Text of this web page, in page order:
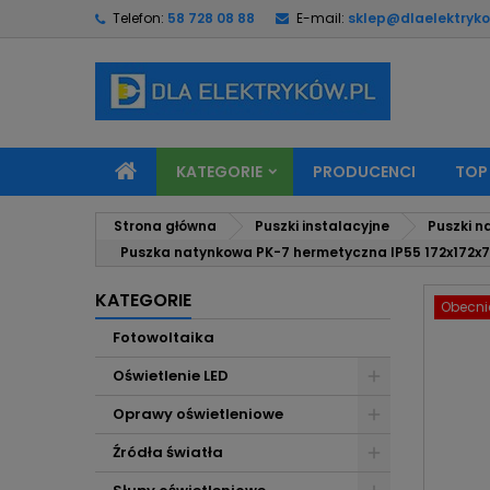
Telefon: 58 728 08 88 E-mail:
KATEGORIE PRODUCENCI
Strona główna Puszki instalacyjne Puszki
Puszka natynkowa PK-7 hermetyczna IP55
KATEGORIE
Fotowoltaika
Oświetlenie LED
Oprawy oświetleniowe
Źródła światła